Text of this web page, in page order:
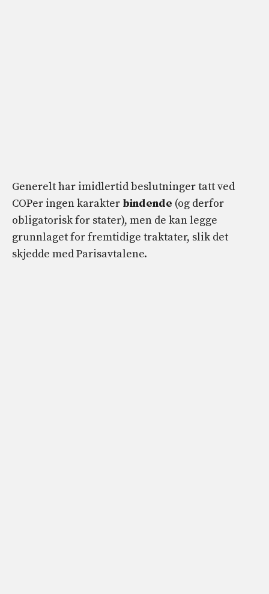
Generelt har imidlertid beslutninger tatt ved
COPer ingen karakter bindende (og derfor
obligatorisk for stater), men de kan legge
grunnlaget for fremtidige traktater, slik det
skjedde med Parisavtalene.